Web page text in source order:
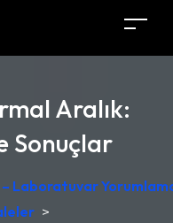
Aralık:
Sonuçlar
Laboratuvar
>